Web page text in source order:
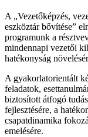
A „Vezetőképzés,
eszköztár bővítése”
programunk a
mindennapi vezetői
hatékonyság
A gyakorlatorientált
feladatok,
biztosított átfogó
fejlesztésére, a
csapatdinamika
emelésére.